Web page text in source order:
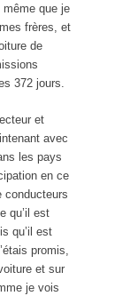
même que je
frères, et
de
372 jours.
et
avec
les pays
en ce
conducteurs
qu’il est
qu’il est
promis,
et sur
je vois